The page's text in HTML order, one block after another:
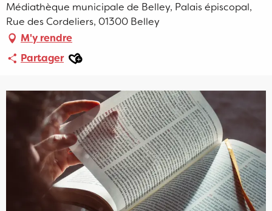
Médiathèque municipale de Belley, Palais épiscopal,
Rue des Cordeliers, 01300 Belley
M'y rendre
PartagerAjouter aux favoris